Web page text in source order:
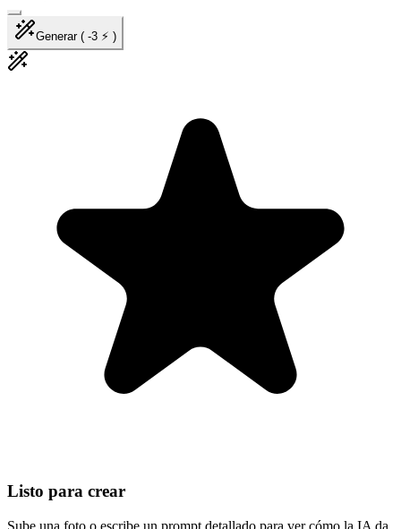
Generar ( -3 ⚡ )
Listo para crear
Sube una foto o escribe un prompt detallado para ver cómo la IA da